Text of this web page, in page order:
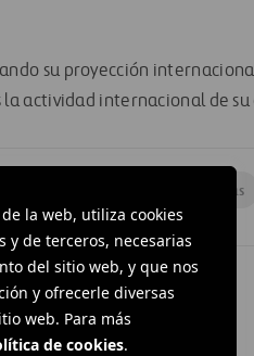
la web, utiliza cookies
y de terceros, necesarias
del sitio web, y que nos
y ofrecerle diversas
web. Para más
de cookies.
su proyección
actividad internacional de
Obras